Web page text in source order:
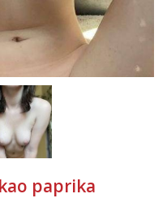
traži...
se oslobodi
paprika